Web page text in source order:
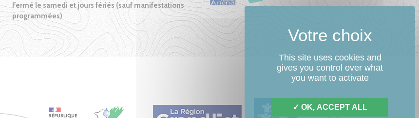
Fermé le samedi et jours fériés (sauf manifestations
programmées)
This site uses cookies and
gives you control over what
you want to activate
OK, ACCEPT ALL